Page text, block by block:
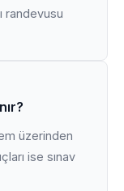
randevusu
üzerinden
ise sınav